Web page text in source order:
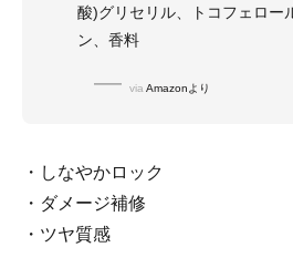
酸)グリセリル、トコフェロー
ン、香料
viaAmazonより
・しなやかロック
・ダメージ補修
・ツヤ質感